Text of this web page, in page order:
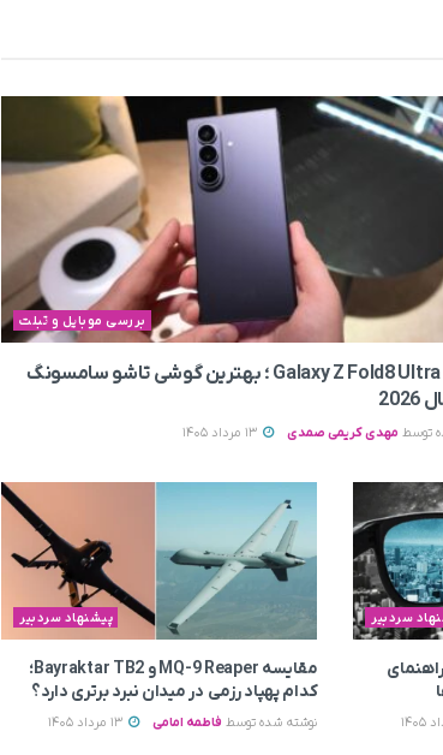
بررسی موبایل و تبلت
بررسی Galaxy Z Fold8 Ultra ؛ بهترین گوشی تاشو سامسونگ
توسط مهدی کریمی صمدی
سردبیر پیشنهاد سردبیر
مقایسه MQ-9 Reaper و Bayraktar TB2؛
کدام پهپاد رزمی در میدان نبرد برتری دارد؟
نوشته شده توسط فاطمه امامی